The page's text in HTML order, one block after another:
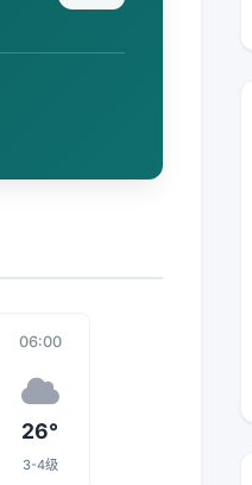
06:00
26°
3-4级